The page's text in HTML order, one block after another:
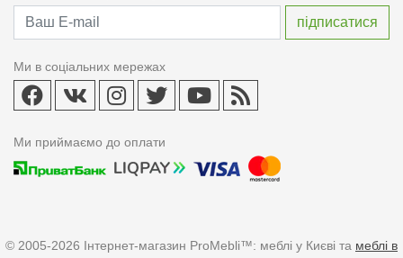
Ми в соціальних мережах
Ми приймаємо до оплати
© 2005-2026 Інтернет-магазин ProMebli™: меблі у Києві та меблі в